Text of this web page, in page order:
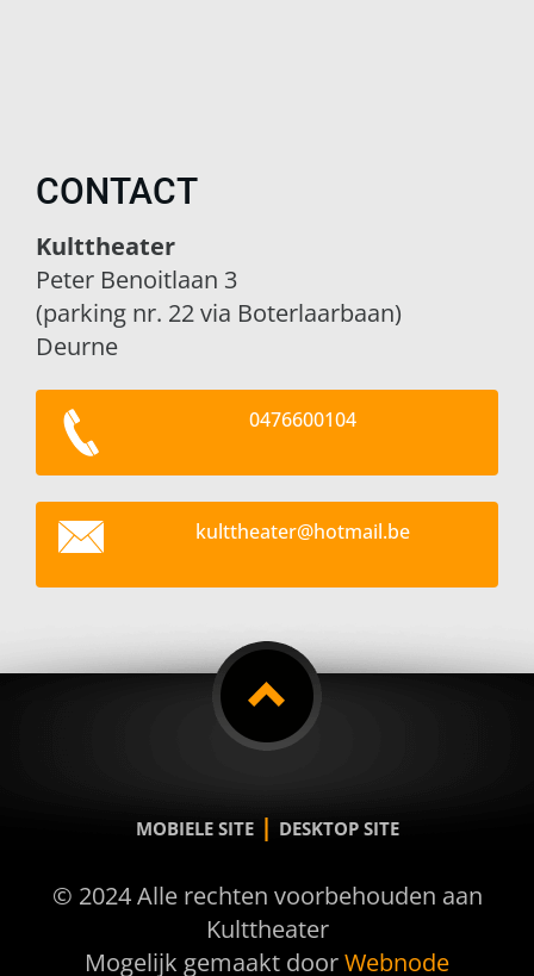
CONTACT
Kulttheater
Peter Benoitlaan 3
(parking nr. 22 via Boterlaarbaan)
Deurne
0476600104
kulttheater@hotmail.be
MOBIELE SITE | DESKTOP SITE
© 2024 Alle rechten voorbehouden aan
Kulttheater
Mogelijk gemaakt doorWebnode